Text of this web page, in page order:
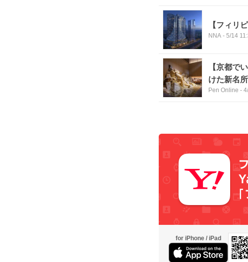
【フィリ
NNA - 5/14
【京都で
けた新名
Pen Online -
for iPhone / iPad